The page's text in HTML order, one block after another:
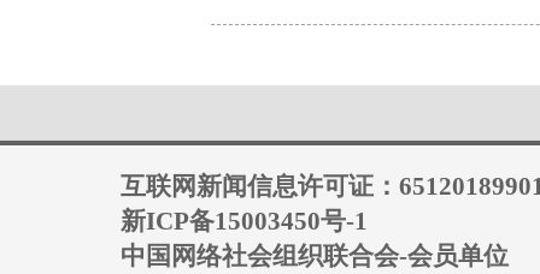
互联网新闻信息许可证：
新ICP备15003450号-1
中国网络社会组织联合会-会员单位